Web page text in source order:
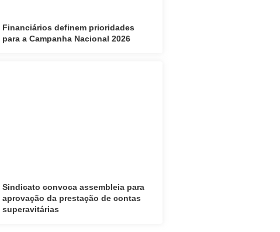
Financiários definem prioridades
para a Campanha Nacional 2026
Sindicato convoca assembleia para
aprovação da prestação de contas
superavitárias